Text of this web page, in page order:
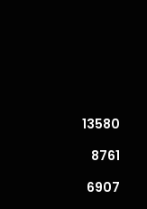
13580
8761
6907